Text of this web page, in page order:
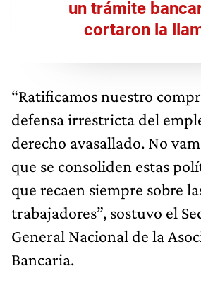
un trámite
cortaron la
“Ratificamos nuestro
defensa irrestricta del
derecho avasallado. No
que se consoliden estas
que recaen siempre sobre
trabajadores”, sostuvo el
General Nacional de la
Bancaria.